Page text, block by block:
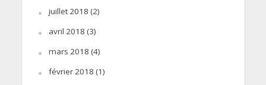
juillet 2018 (2)
avril 2018 (3)
mars 2018 (4)
février 2018 (1)